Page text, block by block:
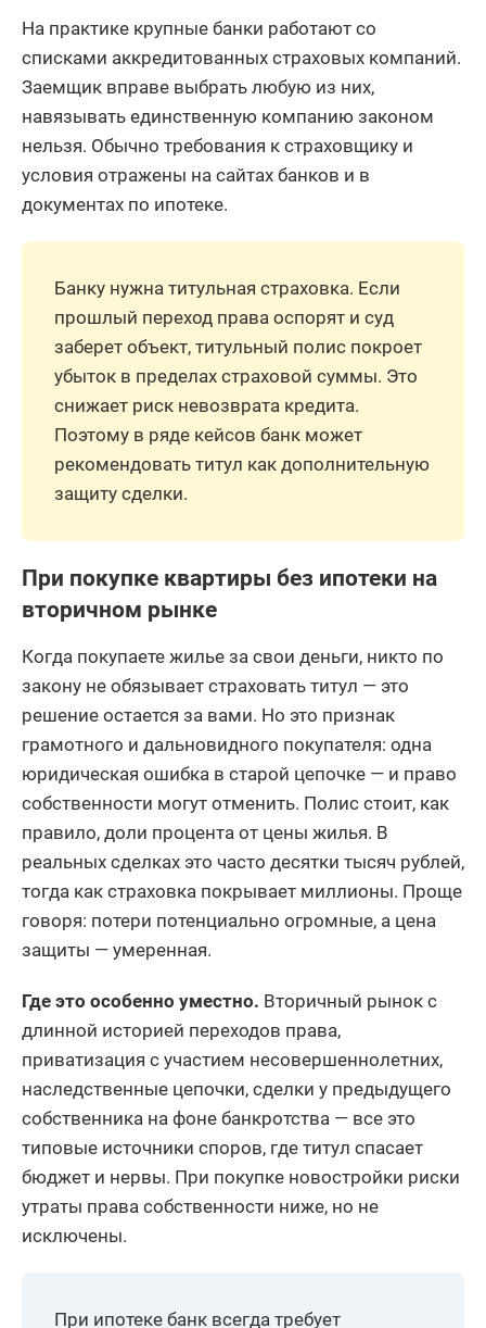
На практике крупные банки работают со
списками аккредитованных страховых компаний.
Заемщик вправе выбрать любую из них,
навязывать единственную компанию законом
нельзя. Обычно требования к страховщику и
условия отражены на сайтах банков и в
документах по ипотеке.
Банку нужна титульная страховка. Если
прошлый переход права оспорят и суд
заберет объект, титульный полис покроет
убыток в пределах страховой суммы. Это
снижает риск невозврата кредита.
Поэтому в ряде кейсов банк может
рекомендовать титул как дополнительную
защиту сделки.
При покупке квартиры без ипотеки на
вторичном рынке
Когда покупаете жилье за свои деньги, никто по
закону не обязывает страховать титул — это
решение остается за вами. Но это признак
грамотного и дальновидного покупателя: одна
юридическая ошибка в старой цепочке — и право
собственности могут отменить. Полис стоит, как
правило, доли процента от цены жилья. В
реальных сделках это часто десятки тысяч рублей,
тогда как страховка покрывает миллионы. Проще
говоря: потери потенциально огромные, а цена
защиты — умеренная.
Где это особенно уместно. Вторичный рынок с
длинной историей переходов права,
приватизация с участием несовершеннолетних,
наследственные цепочки, сделки у предыдущего
собственника на фоне банкротства — все это
типовые источники споров, где титул спасает
бюджет и нервы. При покупке новостройки риски
утраты права собственности ниже, но не
исключены.
При ипотеке банк всегда требует